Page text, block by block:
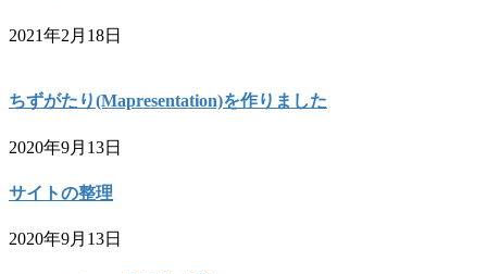
2021年2月18日
ちずがたり(Mapresentation)を作りました
2020年9月13日
サイトの整理
2020年9月13日